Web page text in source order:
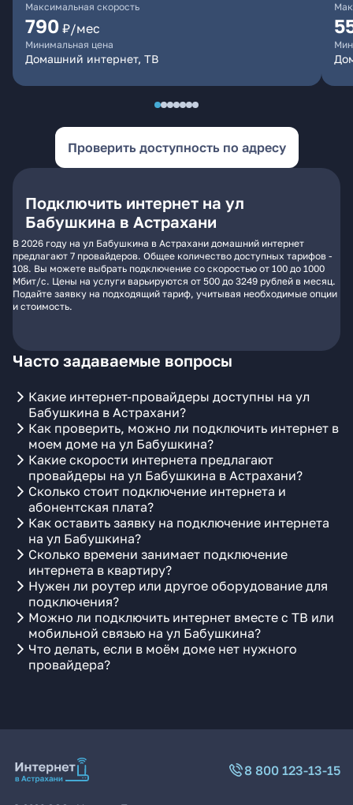
Максимальная скорость
790 ₽/мес
Минимальная цена
Домашний интернет, ТВ
Проверить доступность по адресу
Подключить интернет на ул
Бабушкина в Астрахани
В 2026 году на ул Бабушкина в Астрахани домашний интернет
предлагают 7 провайдеров. Общее количество доступных тарифов -
108. Вы можете выбрать подключение со скоростью от 100 до 1000
Мбит/с. Цены на услуги варьируются от 500 до 3249 рублей в месяц.
Подайте заявку на подходящий тариф, учитывая необходимые опции
и стоимость.
Часто задаваемые вопросы
Какие интернет-провайдеры доступны на ул
Бабушкина в Астрахани?
Как проверить, можно ли подключить интернет в
моем доме на ул Бабушкина?
Какие скорости интернета предлагают
провайдеры на ул Бабушкина в Астрахани?
Сколько стоит подключение интернета и
абонентская плата?
Как оставить заявку на подключение интернета
на ул Бабушкина?
Сколько времени занимает подключение
интернета в квартиру?
Нужен ли роутер или другое оборудование для
подключения?
Можно ли подключить интернет вместе с ТВ или
мобильной связью на ул Бабушкина?
Что делать, если в моём доме нет нужного
провайдера?
8 800 123-13-15